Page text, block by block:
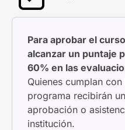
Para aprobar el
alcanzar un puntaje
60% en las
Quienes cumplan
programa recibirán
aprobación o
institución.